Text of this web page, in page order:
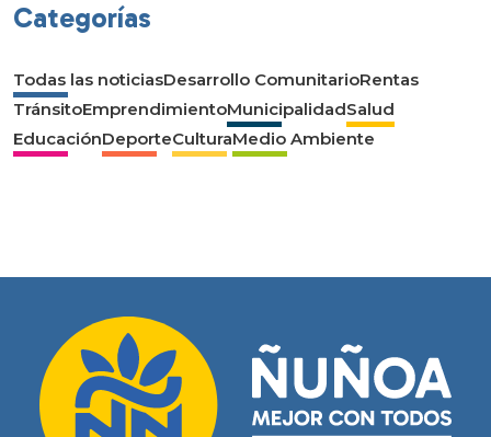
Categorías
Todas las noticiasDesarrollo ComunitarioRentas
TránsitoEmprendimientoMunicipalidadSalud
EducaciónDeporteCulturaMedio Ambiente